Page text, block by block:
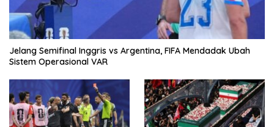
Jelang Semifinal Inggris vs Argentina, FIFA Mendadak Ubah
Sistem Operasional VAR